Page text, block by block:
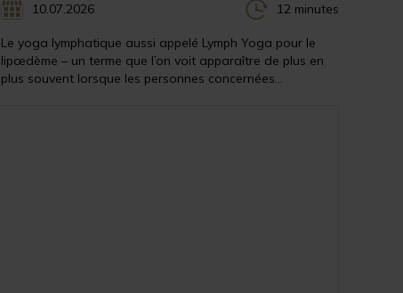
10.07.2026 12 minutes
Le yoga lymphatique aussi appelé Lymph Yoga pour le
lipœdème – un terme que l’on voit apparaître de plus en
plus souvent lorsque les personnes concernées...